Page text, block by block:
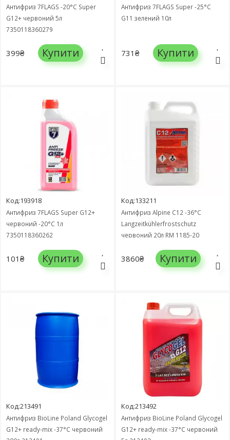
Антифриз 7FLAGS -20°C Super
G12+ червоний 5л
7350118360279
399₴ Купити
Антифриз 7FLAGS Super -25°C
G11 зелений 10л
731₴ Купити
Код:193918
Антифриз 7FLAGS Super G12+
червоний -20°C 1л
7350118360262
101₴ Купити
Код:133211
Антифриз Alpine C12 -36°C
Langzeitkühlerfrostschutz
червоний 20л RM 1185-20
3860₴ Купити
Код:213491
Антифриз BioLine Poland Glycogel
G12+ ready-mix -37°C червоний
Код:213492
Антифриз BioLine Poland Glycogel
G12+ ready-mix -37°C червоний